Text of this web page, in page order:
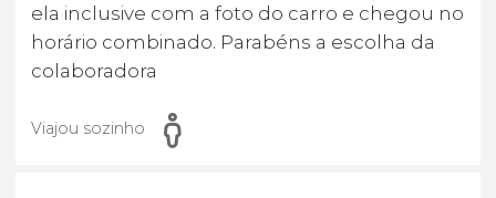
ela inclusive com a foto do carro e chegou no
horário combinado. Parabéns a escolha da
colaboradora
Viajou sozinho